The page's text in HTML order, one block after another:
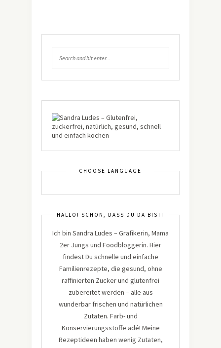
CHOOSE LANGUAGE
HALLO! SCHÖN, DASS DU DA BIST!
Ich bin Sandra Ludes – Grafikerin, Mama
2er Jungs und Foodbloggerin. Hier
findest Du schnelle und einfache
Familienrezepte, die gesund, ohne
raffinierten Zucker und glutenfrei
zubereitet werden – alle aus
wunderbar frischen und natürlichen
Zutaten. Farb- und
Konservierungsstoffe adé! Meine
Rezeptideen haben wenig Zutaten,